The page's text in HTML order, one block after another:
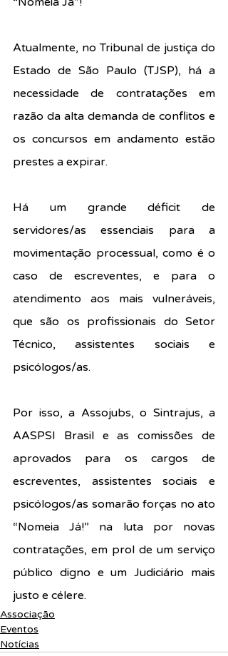
Atualmente, no Tribunal de justiça do
Estado de São Paulo (TJSP), há a
necessidade de contratações em
razão da alta demanda de conflitos e
os concursos em andamento estão
prestes a expirar.
Há um grande déficit de
servidores/as essenciais para a
movimentação processual, como é o
caso de escreventes, e para o
atendimento aos mais vulneráveis,
que são os profissionais do Setor
Técnico, assistentes sociais e
psicólogos/as.
Por isso, a Assojubs, o Sintrajus, a
AASPSI Brasil e as comissões de
aprovados para os cargos de
escreventes, assistentes sociais e
psicólogos/as somarão forças no ato
“Nomeia Já!” na luta por novas
contratações, em prol de um serviço
público digno e um Judiciário mais
justo e célere.
Associação
Eventos
Notícias